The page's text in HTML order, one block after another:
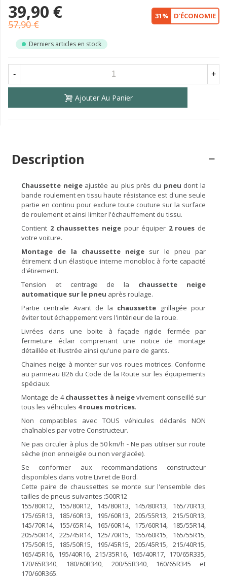
39,90 €
57,90 €
31% D'ÉCONOMIE
Derniers articles en stock
- +
Ajouter Au Panier
Description
Chaussette neige ajustée au plus près du pneu dont la
bande roulement en tissu haute résistance est d'une seule
partie en continu pour exclure toute couture sur la surface
de roulement et ainsi limiter l'échauffement du tissu.
Contient 2 chaussettes neigepour équiper 2 roues de
votre voiture.
Montage de la chaussette neige sur le pneu par
étirement d'un élastique interne monobloc à forte capacité
d'étirement.
Tension et centrage de la chaussette neige
automatique sur le pneu après roulage.
Partie centrale Avant de la chaussette grillagée pour
éviter tout échappement vers l'intérieur de la roue.
Livrées dans une boite à façade rigide fermée par
fermeture éclair comprenant une notice de montage
détaillée et illustrée ainsi qu'une paire de gants.
Chaines neige à monter sur vos roues motrices. Conforme
au panneau B26 du Code de la Route sur les équipements
spéciaux.
Montage de 4chaussettes à neigevivement conseillé sur
tous les véhicules 4 roues motrices.
Non compatibles avec TOUS véhicules déclarés NON
chaînables par votre Constructeur.
Ne pas circuler à plus de 50 km/h - Ne pas utiliser sur route
sèche (non enneigée ou non verglacée).
Se conformer aux recommandations constructeur
disponibles dans votre Livret de Bord.
Cette paire de chaussettes se monte sur l'ensemble des
tailles de pneus suivantes :500R12
155/80R12, 155/80R12, 145/80R13, 145/80R13, 165/70R13,
175/65R13, 185/60R13, 195/60R13, 205/55R13, 215/50R13,
145/70R14, 155/65R14, 165/60R14, 175/60R14, 185/55R14,
205/50R14, 225/45R14, 125/70R15, 155/60R15, 165/55R15,
175/50R15, 185/50R15, 195/45R15, 205/45R15, 215/40R15,
165/45R16, 195/40R16, 215/35R16, 165/40R17, 170/65R335,
170/65R340, 180/60R340, 200/55R340, 160/65R345 et
170/60R365.